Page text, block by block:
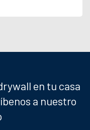
en tu casa
a nuestro